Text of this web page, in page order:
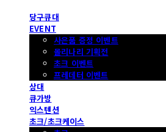
당구큐대
EVENT
사은품 증정 이벤트
몰리나리 기획전
초크 이벤트
프레데터 이벤트
상대
큐가방
익스텐션
초크/초크케이스